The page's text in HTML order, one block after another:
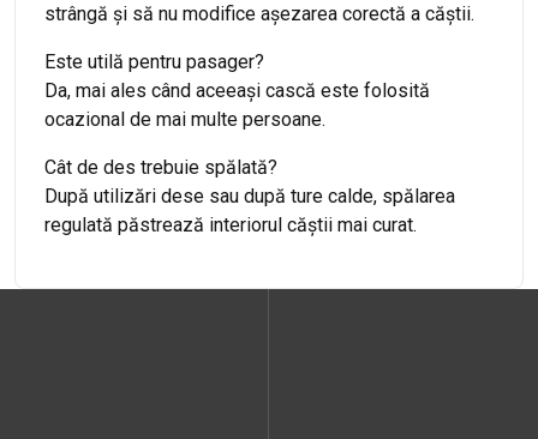
strângă și să nu modifice așezarea corectă a căștii.
Este utilă pentru pasager?
Da, mai ales când aceeași cască este folosită
ocazional de mai multe persoane.
Cât de des trebuie spălată?
După utilizări dese sau după ture calde, spălarea
regulată păstrează interiorul căștii mai curat.